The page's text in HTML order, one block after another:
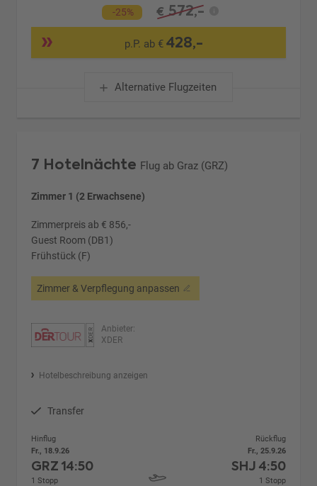
-25% € 572,-
p.P. ab € 428,-
Alternative Flugzeiten
7 Hotelnächte Flug ab Graz (GRZ)
Zimmer 1 (2 Erwachsene)
Zimmerpreis ab € 856,-
Guest Room (DB1)
Frühstück (F)
Zimmer & Verpflegung anpassen
Anbieter:
XDER
Hotelbeschreibung anzeigen
Transfer
Hinflug
Fr., 18.9.26
GRZ14:50
1 Stopp
Rückflug
Fr., 25.9.26
SHJ 4:50
1 Stopp